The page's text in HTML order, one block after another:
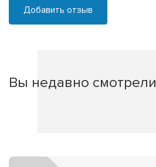
Добавить отзыв
Вы недавно смотрели